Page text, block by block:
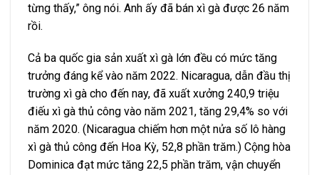
từng thấy,” ông nói. Anh ấy đã bán xì gà được 26 năm
rồi.
Cả ba quốc gia sản xuất xì gà lớn đều có mức tăng
trưởng đáng kể vào năm 2022. Nicaragua, dẫn đầu thị
trường xì gà cho đến nay, đã xuất xưởng 240,9 triệu
điếu xì gà thủ công vào năm 2021, tăng 29,4% so với
năm 2020. (Nicaragua chiếm hơn một nửa số lô hàng
xì gà thủ công đến Hoa Kỳ, 52,8 phần trăm.) Cộng hòa
Dominica đạt mức tăng 22,5 phần trăm, vận chuyển